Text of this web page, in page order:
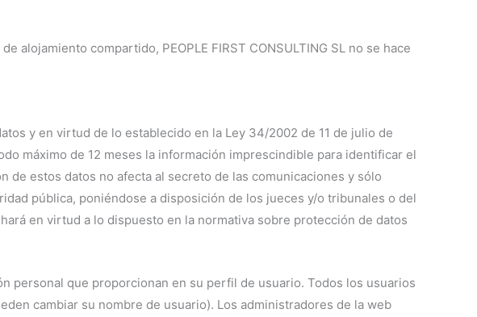
compartido, PEOPLE FIRST CONSULTING SL no se hace
y en virtud de lo establecido en la Ley 34/2002 de 11 de julio de
máximo de 12 meses la información imprescindible para identificar el
estos datos no afecta al secreto de las comunicaciones y sólo
pública, poniéndose a disposición de los jueces y/o tribunales o del
en virtud a lo dispuesto en la normativa sobre protección de datos
personal que proporcionan en su perfil de usuario. Todos los usuarios
cambiar su nombre de usuario). Los administradores de la web